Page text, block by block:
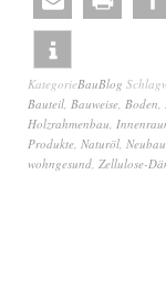
KategorieBauBlog
Bauteil, Bauweise, Boden,
Holzrahmenbau,
Produkte, Naturöl, Neubau
wohngesund, Zellulose-